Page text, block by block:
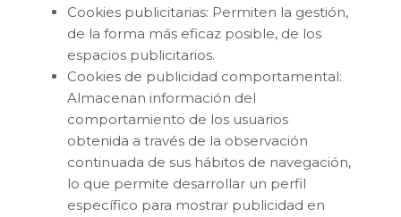
Cookies publicitarias: Permiten la gestión,
de la forma más eficaz posible, de los
espacios publicitarios.
Cookies de publicidad comportamental:
Almacenan información del
comportamiento de los usuarios
obtenida a través de la observación
continuada de sus hábitos de navegación,
lo que permite desarrollar un perfil
específico para mostrar publicidad en